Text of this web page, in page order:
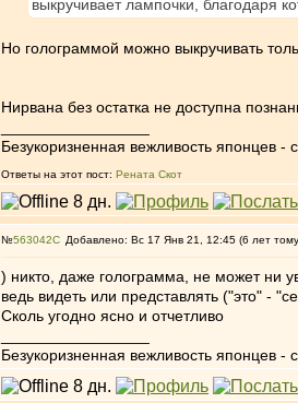
выкручивает лампочки, благодаря
Но голограммой можно выкручивать
Нирвана без остатка не доступна
Безукоризненная вежливость японцев -
Ответы на этот пост: Рената Скот
№563042 Добавлено: Вс 17 Янв 21, 12:45 (6 лет
) никто, даже голограмма, не может ни
ведь видеть или представлять ("это" -
Сколь угодно ясно и отчетливо
Безукоризненная вежливость японцев -